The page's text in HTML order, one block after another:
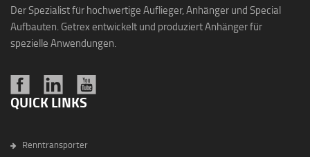
Der Spezialist für hochwertige Auflieger, Anhänger und Special
Aufbauten. Getrex entwickelt und produziert Anhänger für
spezielle Anwendungen.
QUICK LINKS
Renntransporter